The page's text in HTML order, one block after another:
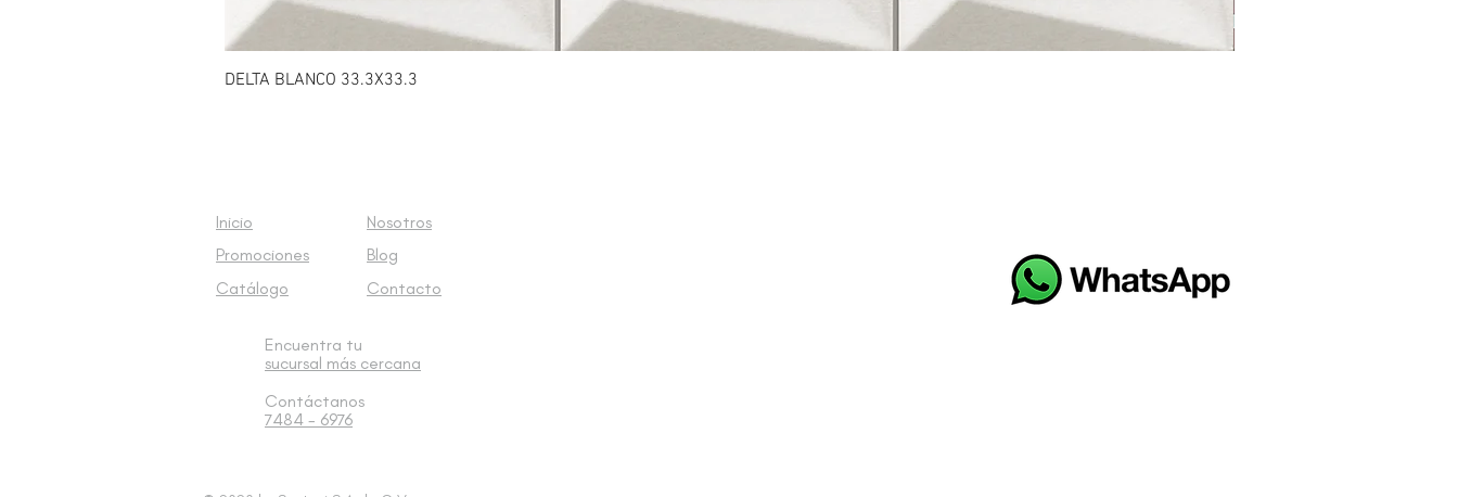
DELTA BLANCO 33.3X33.3
Inicio
Nosotros
Promociones
Blog
Catálogo
Contacto
Encuentra tu
sucursal más cercana
Contáctanos
7484 - 6976